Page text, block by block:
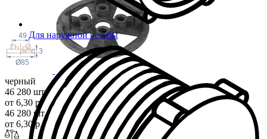
Для наружной резьбы
3
49
Ø85
черный
46 280 шт
от 6,30 р.
46 280 шт
от 6,30 р.